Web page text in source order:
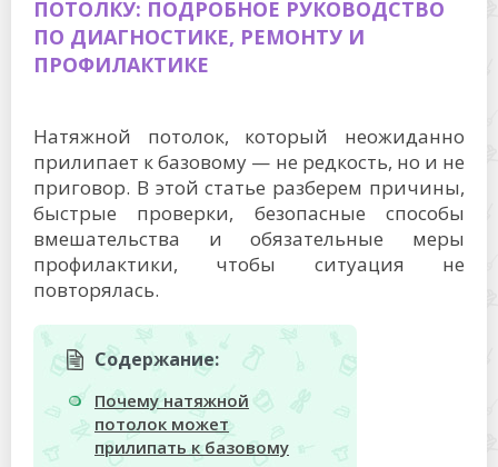
ПОТОЛКУ: ПОДРОБНОЕ РУКОВОДСТВО
ПО ДИАГНОСТИКЕ, РЕМОНТУ И
ПРОФИЛАКТИКЕ
Натяжной потолок, который неожиданно
прилипает к базовому — не редкость, но и не
приговор. В этой статье разберем причины,
быстрые проверки, безопасные способы
вмешательства и обязательные меры
профилактики, чтобы ситуация не
повторялась.
Содержание:
Почему натяжной
потолок может
прилипать к базовому